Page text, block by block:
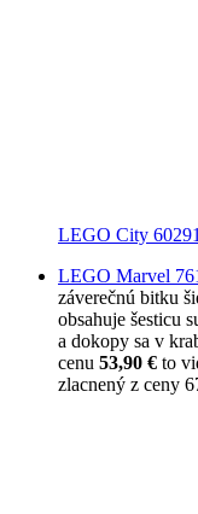
LEGO City
LEGO Marvel
záverečnú bitku
obsahuje šesticu
a dokopy sa v
cenu 53,90 € to
zlacnený z ceny